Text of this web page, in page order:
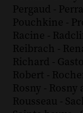
Pergaud -
Pouchkine -
Racine -
Reibrach -
Richard -
Robert -
Rosny - Rosny
Rousseau -